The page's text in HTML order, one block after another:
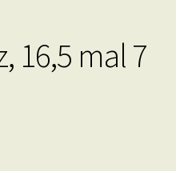
16,5 mal 7